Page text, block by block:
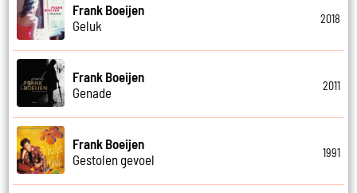
Frank Boeijen
Geluk
2018
Frank Boeijen
Genade
2011
Frank Boeijen
Gestolen gevoel
1991